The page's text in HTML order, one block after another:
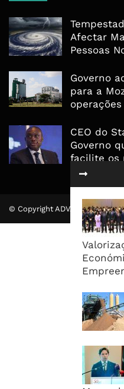
Afectar
Pessoas
Governo
para a
operações
CEO do
Governo
facilite os
© Copyright ADVALUE. Todos